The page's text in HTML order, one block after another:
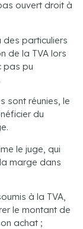
ouvert droit à
des particuliers
de la TVA lors
pas pu
sont réunies, le
du
le juge, qui
marge dans
à la TVA,
le montant de
achat ;